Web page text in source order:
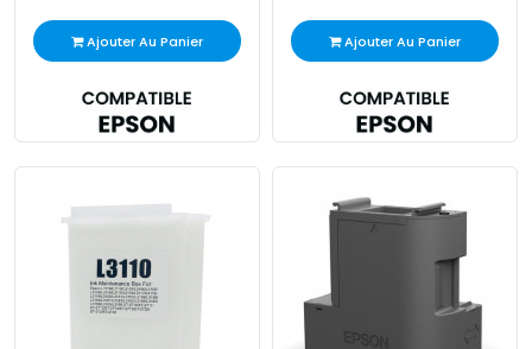
Ajouter Au Panier Ajouter Au Panier